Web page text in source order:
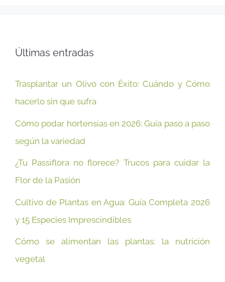
Últimas entradas
Trasplantar un Olivo con Éxito: Cuándo y Cómo
hacerlo sin que sufra
Cómo podar hortensias en 2026: Guía paso a paso
según la variedad
¿Tu Passiflora no florece? Trucos para cuidar la
Flor de la Pasión
Cultivo de Plantas en Agua: Guía Completa 2026
y 15 Especies Imprescindibles
Cómo se alimentan las plantas: la nutrición
vegetal